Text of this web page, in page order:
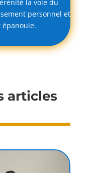
la voie du
personnel et
épanouie.
articles